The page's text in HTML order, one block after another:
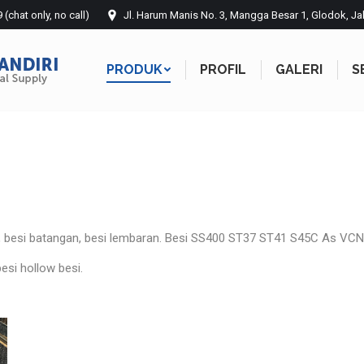
(chat only, no call) Jl. Harum Manis No. 3, Mangga Besar 1, Glodok,
PRODUK PROFIL GALERI
batangan, besi lembaran. Besi SS400 ST37 ST41 S45C As
hollow besi.
PRODUK PROFIL GALERI